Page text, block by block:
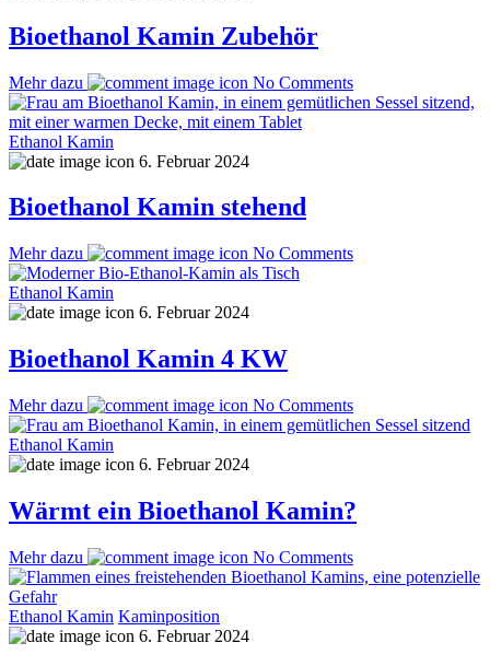
Bioethanol Kamin Zubehör
Mehr dazu No Comments
Ethanol Kamin
6. Februar 2024
Bioethanol Kamin stehend
Mehr dazu No Comments
Ethanol Kamin
6. Februar 2024
Bioethanol Kamin 4 KW
Mehr dazu No Comments
Ethanol Kamin
6. Februar 2024
Wärmt ein Bioethanol Kamin?
Mehr dazu No Comments
Ethanol Kamin Kaminposition
6. Februar 2024